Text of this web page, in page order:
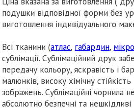
подушки відповідної форми без
виготовлення індивідуального
Всі тканини (атлас, габардин,
сублімації. Сублімаційний друк
передачу кольору, яскравість і
малюнків, високу хімічну стійкість
зображень. Сублімаційні чорнила
абсолютно безпечні та